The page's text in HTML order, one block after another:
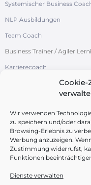
Wir verwenden
zu speichern und/oder
Browsing-Erlebnis zu
Werbung anzuzeigen.
Zustimmung widerrufst,
Funktionen
Dienste verwalten
Systemischer Business
NLP Ausbildungen
Team Coach
Business Trainer / Agiler
Karrierecoach
Systemische
/ Change-Management